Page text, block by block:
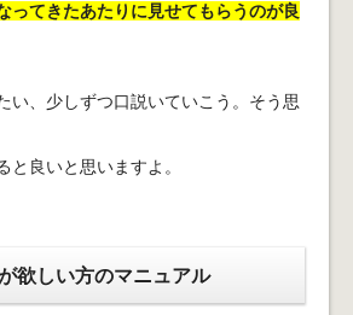
ってきたあたりに見せてもらうのが良
い、少しずつ口説いていこう。そう思
と良いと思いますよ。
欲しい方のマニュアル